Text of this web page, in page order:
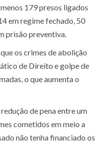
179 presos ligados
em regime fechado, 50
prisão preventiva.
os crimes de abolição
de Direito e golpe de
o que aumenta o
de pena entre um
cometidos em meio a
não tenha financiado os